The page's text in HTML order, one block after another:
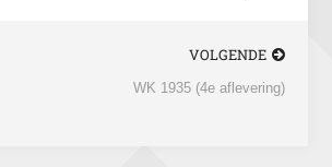
VOLGENDE
WK 1935 (4e aflevering)